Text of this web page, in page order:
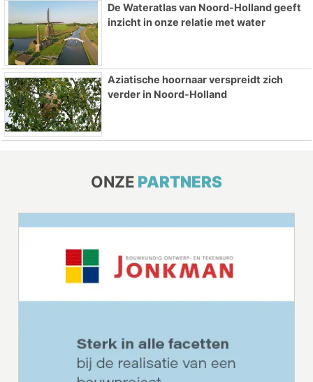
De Wateratlas van Noord-Holland geeft
inzicht in onze relatie met water
Aziatische hoornaar verspreidt zich
verder in Noord-Holland
ONZE PARTNERS